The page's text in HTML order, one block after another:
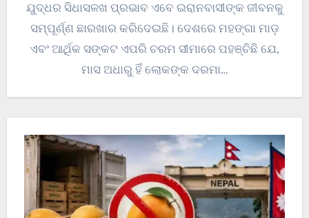
ଯୁଦ୍ଧର ସିଧାସଳଖ ପ୍ରଭାବ ଏବେ ଇରାନବାସୀଙ୍କ ଜୀବନକୁ
ସମ୍ପୂର୍ଣ୍ଣ ଛାରଖାର କରିଦେଇଛି। ଦେଶରେ ମହଙ୍ଗା ମାଡ଼
ଏବଂ ଆର୍ଥିକ ସଙ୍କଟ ଏପରି ଚରମ ସୀମାରେ ପହଞ୍ଚିଛି ଯେ,
ମାସ ଅଧାରୁ ହିଁ ଲୋକଙ୍କ ଦରମା…